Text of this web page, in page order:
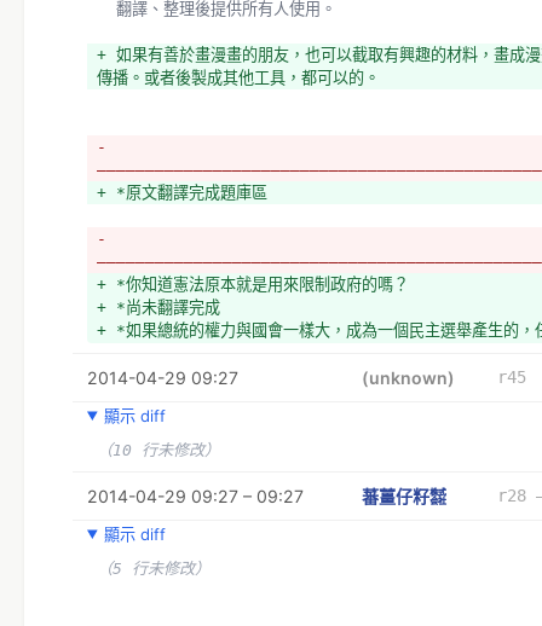
  翻譯、整理後提供所有人使用。
+ 如果有善於畫漫畫的朋友，也可以截取有興趣的材料，畫成
傳播。或者後製成其他工具，都可以的。
-
+ *原文翻譯完成題庫區
-
+ *你知道憲法原本就是用來限制政府的嗎？
+ *尚未翻譯完成
+ *如果總統的權力與國會一樣大，成為一個民主選舉產生的，
+ *如果總統認為他所做的一切是合法的，只是因為他是總統
意見呢？
+ *如果他自己一個人就可以決定對外宣戰呢？
+ *如果他能在毫無預警的狀況下殺了你？
+ *如果由人民票選出的村里鄰長乃至於縣市長，都只是聽命於
的傀儡呢？
2014-04-29 09:27 (unknown)
r45
顯示 diff
（10 行未修改）
2014-04-29 09:27 – 09:27 蕃薑仔籽㍿
r28
顯示 diff
（5 行未修改）